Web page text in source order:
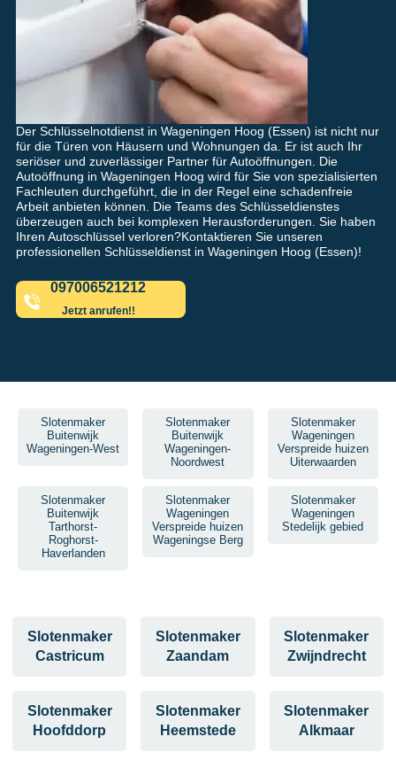
Der Schlüsselnotdienst in Wageningen Hoog (Essen) ist nicht nur
für die Türen von Häusern und Wohnungen da. Er ist auch Ihr
seriöser und zuverlässiger Partner für Autoöffnungen. Die
Autoöffnung in Wageningen Hoog wird für Sie von spezialisierten
Fachleuten durchgeführt, die in der Regel eine schadenfreie
Arbeit anbieten können. Die Teams des Schlüsseldienstes
überzeugen auch bei komplexen Herausforderungen. Sie haben
Ihren Autoschlüssel verloren?Kontaktieren Sie unseren
professionellen Schlüsseldienst in Wageningen Hoog (Essen)!
097006521212
Jetzt anrufen!!
Slotenmaker
Buitenwijk
Wageningen-West
Slotenmaker
Buitenwijk
Wageningen-
Noordwest
Slotenmaker
Wageningen
Verspreide huizen
Uiterwaarden
Slotenmaker
Buitenwijk
Tarthorst-
Roghorst-
Haverlanden
Slotenmaker
Wageningen
Verspreide huizen
Wageningse Berg
Slotenmaker
Wageningen
Stedelijk gebied
Slotenmaker
Castricum
Slotenmaker
Zaandam
Slotenmaker
Zwijndrecht
Slotenmaker
Hoofddorp
Slotenmaker
Heemstede
Slotenmaker
Alkmaar